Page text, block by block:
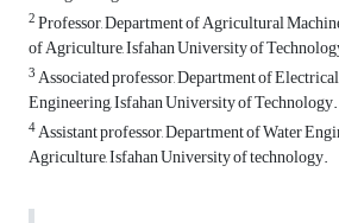
2Professor, Department of Agricultural
of Agriculture, Isfahan University of
3Associated professor, Department of
Engineering, Isfahan University of Technology.
4Assistant professor, Department of Water
Agriculture, Isfahan University of technology.